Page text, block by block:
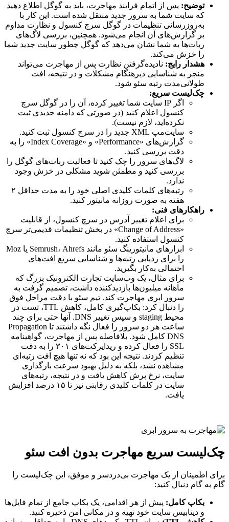
توضیح: پس از اتمام فرایند مهاجرت، باید به گوگل اطلاع دهید
که سایت شما به سرور جدید منتقل شده است. این کار با
به‌روزرسانی تنظیمات در گوگل سرچ کنسول و نظارت مداوم
بر گزارش‌های آن انجام می‌شود. همچنین، بررسی لاگ‌های
ربات‌ها به شما نشان می‌دهد که گوگل چطور سایت جدید شما
را خزش می‌کند.
هشدار رایج: نادیده‌گرفتن نظارت پس از مهاجرت می‌تواند
منجر به شناسایی دیرهنگام مشکلات و در نتیجه، افت
طولانی‌مدت رتبه سئو شود.
چک‌لیست سریع:
اگر IP سایت شما تغییر کرده، آن را در گوگل سرچ
کنسول اعلام کنید (در صورتی که دامنه جدیدی ثبت
نکرده‌اید، لازم نیست).
سایت‌مپ XML جدید را در سرچ کنسول ثبت کنید.
گزارش‌های «Performance» و «Index Coverage» را به
دقت بررسی کنید.
لاگ‌های سرور را چک کنید تا فعالیت ربات‌های گوگل را
بررسی کنید و مطمئن شوید مشکلی در خزش وجود
ندارد.
رتبه‌های کلمات کلیدی اصلی خود را به مدت حداقل ۲
هفته به صورت روزانه مانیتور کنید.
راهکارهای فنی:
برای اعلام تغییر آدرس در سرچ کنسول، از قابلیت
«Change of Address» در بخش تنظیمات قدیمی‌تر سرچ
کنسول استفاده کنید.
ابزارهای مانیتورینگ سئو مانند Semrush، Ahrefs یا Moz
را برای ردیابی رتبه‌ها و شناسایی سریع افت‌های
احتمالی به‌کار بگیرید.
برای مثال، یک وب‌سایت تجارت الکترونیک بزرگ که
ماهانه میلیون‌ها بازدیدکننده داشت، تصمیم گرفت به
سرور ابری مهاجرت کند. تیم سئو با دقت مراحل فوق
را دنبال کرد: بکاپ‌گیری کامل، کاهش TTL، تست در
محیط staging و سپس تغییر DNS. آنها حتی برای چند
ساعت هر دو سرور را فعال نگه داشتند تا Propagation
DNS کامل شود. بلافاصله پس از مهاجرت، گواهینامه
SSL را فعال کرده و ریدایرکت‌های ۳۰۱ را به دقت
تنظیم کردند. نتیجه این بود که نه تنها هیچ افت رتبه‌ای
مشاهده نشد، بلکه به دلیل بهبود سرعت بارگذاری
سایت، نرخ پرش کاهش یافت و در نتیجه، رتبه‌های
سایت در کلمات کلیدی رقابتی نیز تا ۱۵ درصد افزایش
یافت.
چک‌لیست سریع مهاجرت بدون افت سئو
برای اطمینان از یک مهاجرت بی‌دردسر و موفق، این چک‌لیست را
گام به گام دنبال کنید:
بکاپ کامل: پیش از هر اقدامی، یک بکاپ جامع از تمام فایل‌ها
و دیتابیس سایت خود تهیه و در مکانی امن ذخیره کنید.